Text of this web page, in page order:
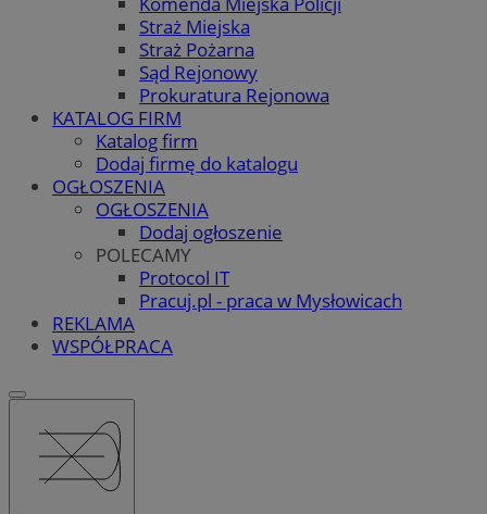
Straż Miejska
Straż Pożarna
Sąd Rejonowy
Prokuratura Rejonowa
KATALOG FIRM
Katalog firm
Dodaj firmę do katalogu
OGŁOSZENIA
OGŁOSZENIA
Dodaj ogłoszenie
POLECAMY
Protocol IT
Pracuj.pl - praca w Mysłowicach
REKLAMA
WSPÓŁPRACA